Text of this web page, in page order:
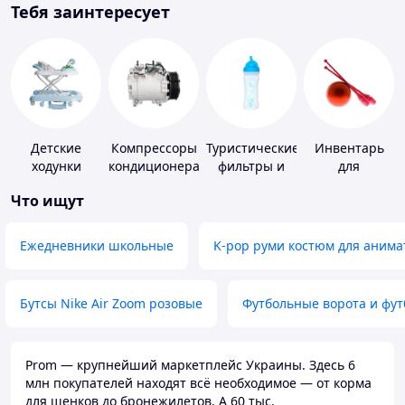
Тебя заинтересует
Детские
ходунки
Компрессоры
кондиционера
Туристические
фильтры и
Инвентарь
для
Что ищут
Ежедневники школьные K-pop руми костюм для
Бутсы Nike Air Zoom розовые Футбольные ворота и
Prom — крупнейший маркетплейс Украины. Здесь 6
млн покупателей находят всё необходимое — от корма
для щенков до бронежилетов. А 60 тыс.